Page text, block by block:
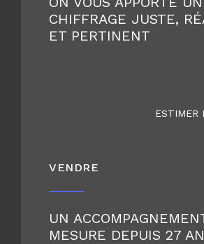
CHIFFRAGE JUSTE,
ET PERTINENT
ESTIMER
VENDRE
UN
MESURE DEPUIS 27